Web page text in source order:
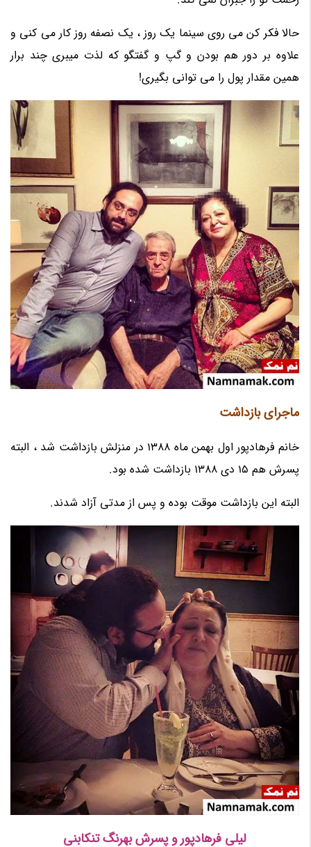
حالا فکر کن می روی سینما یک روز ، یک نصفه روز کار می کنی و
علاوه بر دور هم بودن و گپ و گفتگو که لذت میبری چند برار
همین مقدار پول را می توانی بگیری!
ماجرای بازداشت
خانم فرهادپور اول بهمن ماه 1388 در منزلش بازداشت شد ، البته
پسرش هم 15 دی 1388 بازداشت شده بود.
البته این بازداشت موقت بوده و پس از مدتی آزاد شدند.
لیلی فرهادپور و پسرش بهرنگ تنکابنی